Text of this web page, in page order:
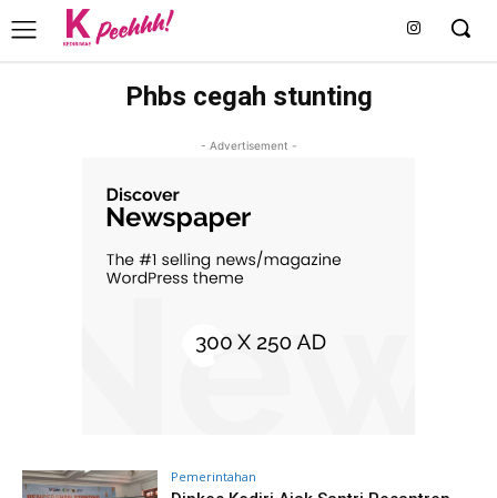
Phbs cegah stunting
- Advertisement -
Pemerintahan